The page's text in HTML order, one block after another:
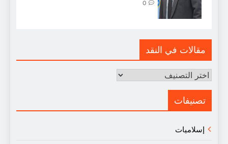
0
مقالات في النقد
مقالات
النقد
تصنيفات
إسلاميات